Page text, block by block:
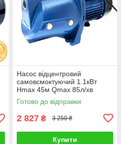
Насос відцентровий
самовсмоктуючий 1.1кВт
Hmax 45м Qmax 85л/хв
WETRON JSW15M (775035)
Готово до відправки
2 827 ₴ 3 250 ₴
Купити